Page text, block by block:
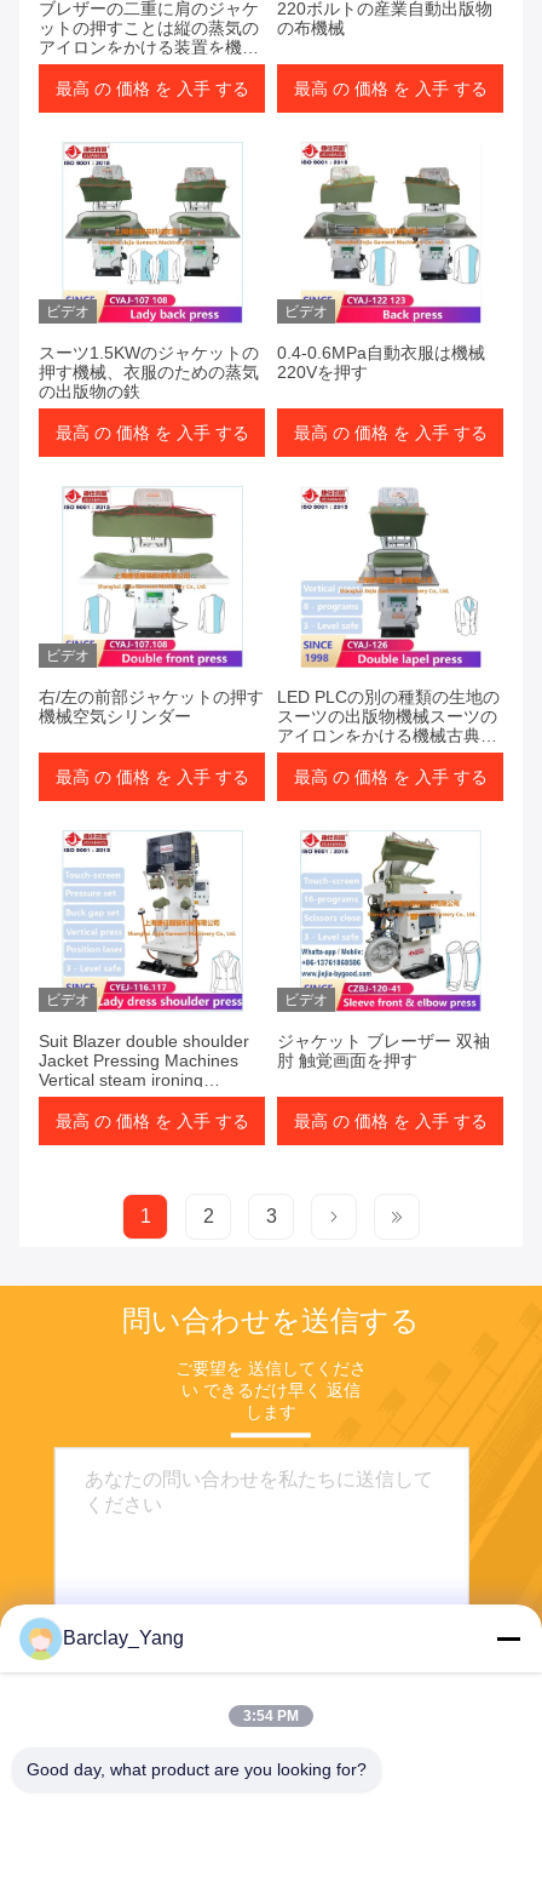
ブレザーの二重に肩のジャケ
ットの押すことは縦の蒸気の
アイロンをかける装置を機械
で造る
最高 の 価格 を 入手 する
220ボルトの産業自動出版物
の布機械
最高 の 価格 を 入手 する
ビデオ
スーツ1.5KWのジャケットの
押す機械、衣服のための蒸気
の出版物の鉄
最高 の 価格 を 入手 する
ビデオ
0.4-0.6MPa自動衣服は機械
220Vを押す
最高 の 価格 を 入手 する
ビデオ
右/左の前部ジャケットの押す
機械空気シリンダー
最高 の 価格 を 入手 する
LED PLCの別の種類の生地の
スーツの出版物機械スーツの
アイロンをかける機械古典的
なジャケットのアイロンをか
ける装置
最高 の 価格 を 入手 する
ビデオ
Suit Blazer double shoulder
Jacket Pressing Machines
Vertical steam ironing
equipment
最高 の 価格 を 入手 する
ビデオ
ジャケット ブレーザー 双袖
肘 触覚画面を押す
最高 の 価格 を 入手 する
1 2 3
問い合わせを送信する
ご要望を 送信してくださ
い できるだけ早く 返信
します
Barclay_Yang
3:54 PM
Good day, what product are you looking for?